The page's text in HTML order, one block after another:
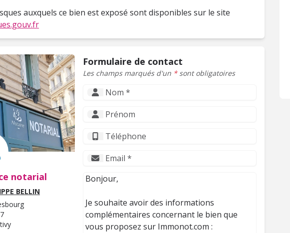
auxquels ce bien est exposé sont disponibles sur le site
notarial
BELLIN
Formulaire de contact
Les champs marqués d'un *sont obligatoires